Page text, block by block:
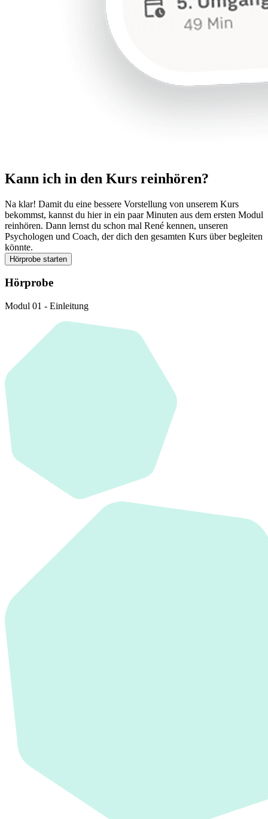
Kann ich in den Kurs reinhören?
Na klar! Damit du eine bessere Vorstellung von unserem Kurs
bekommst, kannst du hier in ein paar Minuten aus dem ersten Modul
reinhören. Dann lernst du schon mal René kennen, unseren
Psychologen und Coach, der dich den gesamten Kurs über begleiten
könnte.
Hörprobe starten
Hörprobe
Modul 01 - Einleitung